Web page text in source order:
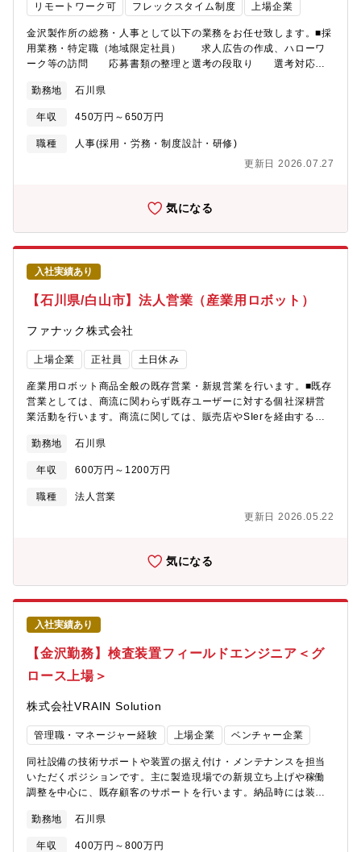
リモートワーク可 フレックスタイム制度 上場企業
金沢製作所の総務・人事として以下の業務をお任せ致します。■採
用業務・特定職（地域限定社員） 求人広告の作成、ハローワ
ーク等の訪問 応募書類の整理と選考の段取り 選考対応
との面談 紹介スタッフの工場見学の段取り 契約管理（継
続や新規契約含む） 新規派遣会社の開拓・教育研修業務
集合研修やWeb研修の準備と実施 →ハラスメント研修などの
講師役 →入社受入教育（安全衛生について）※その他の人事
材紹介会社や派遣会社からの請求書対応など）を状況を見ながら
レックス勤務：あり・在宅勤務：あり（週一程度） ※出社がメ
インとなります。・通勤：マイカー通勤
勤務地 石川県
年収 450万円～650万円
職種
人事(採用・労務・制度設計・研修)
更新日 2026.07.27
気になる
入社実績あり
【石川県/白山市】法人営業（産業用ロボット）
ファナック株式会社
上場企業 正社員 土日休み
産業用ロボット商品全般の既存営業・新規営業を行います。■既存
営業としては、商流に関わらず既存ユーザーに対する個社深耕営
業活動を行います。商流に関しては、販売店やSIerを経由する間
動においては、販売店、SIer、周辺機器メーカーとの連携も重要
となります。■新規営業の際は、販売店やSIerからの紹介、展示会
で獲得したリード、Web問い合わせ等を通じて顧客を獲得してい
きます。■既存・新規ともに、販売店の開拓や自社商品取り扱い拡
す。■顧客訪問面談を基本とし、状況に応じてリモート技術を活用
材…「高品質」「高性能」「高付加価値」をモットーに、使いや
すさを考慮したうえで最新技術を駆使して開発された同社の商品
を取り扱います。（ハンドリングロボット、協働ロボット、デル
タロボット、塗装ロボット、パレタイジングロボット 等）【補
足】「壊れない。壊れる前に知らせる、壊れてもすぐ直せる。」
という開発方針のもと、信頼性の高さで世界中の工場の稼働率向
上を目指す商品を販売します。（マテリアルハンドリング、スポ
ット溶接、アーク溶接、レーザ溶接・切断、加工・組立、塗装、
検査など、さまざまな分野で使用されるロボット商品です。）■入
講いただき、基本的な業務研修を実施します。研修や日々の業務
を通じて、基本的な知識等を身に付けていきます。
勤務地 石川県
年収 600万円～1200万円
職種
法人営業
更新日 2026.05.22
気になる
入社実績あり
【金沢勤務】検査装置フィールドエンジニア＜グ
ロース上場＞
株式会社VRAIN Solution
管理職・マネージャー経験 上場企業 ベンチャー企業
同社設備の技術サポートや装置の据え付け・メンテナンスを担当
いただくポジションです。主に製造現場での新規立ち上げや稼働
調整を中心に、既存顧客のサポートを行います。納品時には装置
稼働に直結する業務を担っていただきます。【主な業務内容】・
AI外観検査用の画像データの制作及び画像処理・アノテーション
勤務地 石川県
年収 400万円～800万円